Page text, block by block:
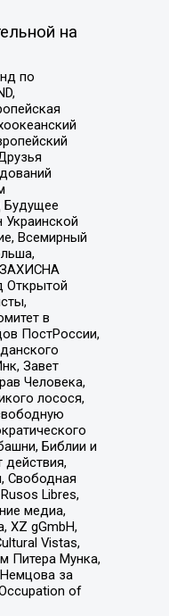
на
по
Будущее
Всемирный
Открытой
в
ПостРоссии,
Завет
Человека,
лосося,
Библии и
действия,
Свободная
Libres,
медиа,
XZ gGmbH,
Vistas,
Питера Мунка,
за
of